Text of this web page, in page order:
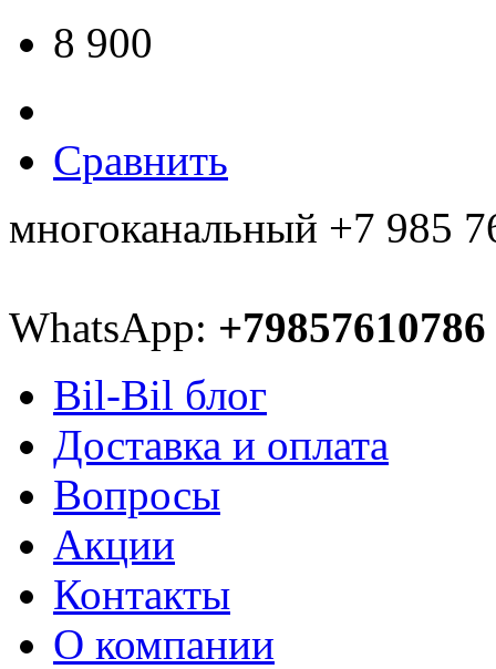
8 900
Сравнить
многоканальный +7 985
WhatsApp: +79857610786
Bil-Bil блог
Доставка и оплата
Вопросы
Акции
Контакты
О компании